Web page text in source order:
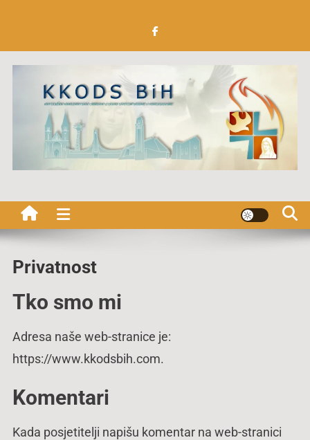
obnova u Duhu Svetom BiH
Privatnost
Tko smo mi
Adresa naše web-stranice je:
https://www.kkodsbih.com.
Komentari
Kada posjetitelji napišu komentar na web-stranici